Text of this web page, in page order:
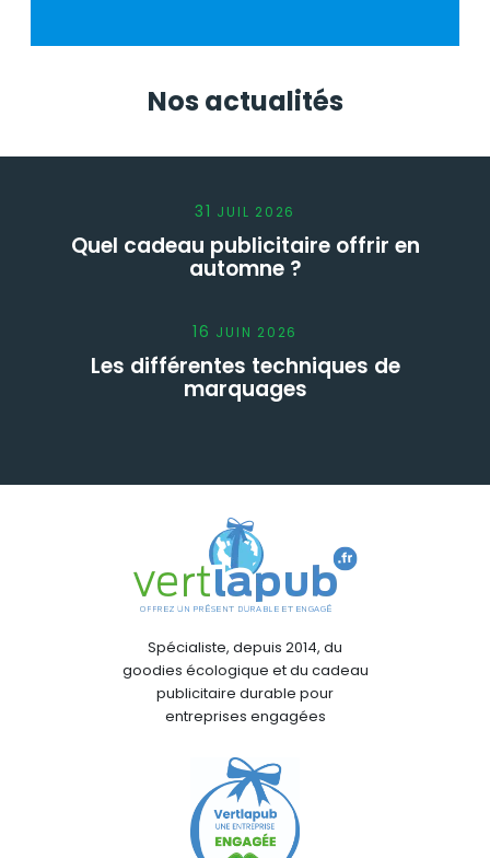
Nos actualités
31 JUIL 2026
Quel cadeau publicitaire offrir en
automne ?
16 JUIN 2026
Les différentes techniques de
marquages
Spécialiste, depuis 2014, du
goodies écologique et du cadeau
publicitaire durable pour
entreprises engagées